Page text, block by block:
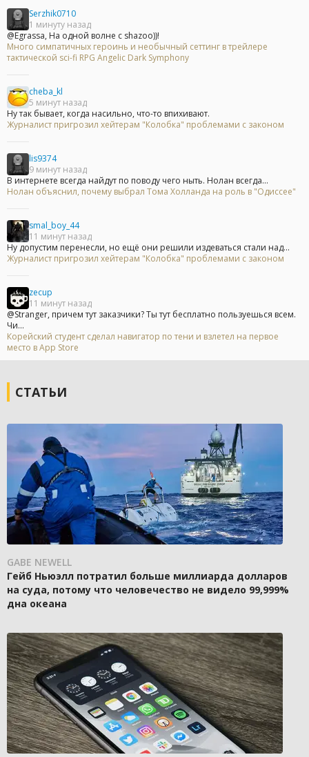
Serzhik0710
1 минуту назад
@Egrassa, На одной волне с shazoo))!
Много симпатичных героинь и необычный сеттинг в трейлере
тактической sci-fi RPG Angelic Dark Symphony
cheba_kl
5 минут назад
Ну так бывает, когда насильно, что-то впихивают.
Журналист пригрозил хейтерам "Колобка" проблемами с законом
lis9374
9 минут назад
В интернете всегда найдут по поводу чего ныть. Нолан всегда...
Нолан объяснил, почему выбрал Тома Холланда на роль в "Одиссее"
smal_boy_44
11 минут назад
Ну допустим перенесли, но ещё они решили издеваться стали над...
Журналист пригрозил хейтерам "Колобка" проблемами с законом
zecup
11 минут назад
@Stranger, причем тут заказчики? Ты тут бесплатно пользуешься всем.
Чи...
Корейский студент сделал навигатор по тени и взлетел на первое
место в App Store
СТАТЬИ
GABE NEWELL
Гейб Ньюэлл потратил больше миллиарда долларов
на суда, потому что человечество не видело 99,999%
дна океана